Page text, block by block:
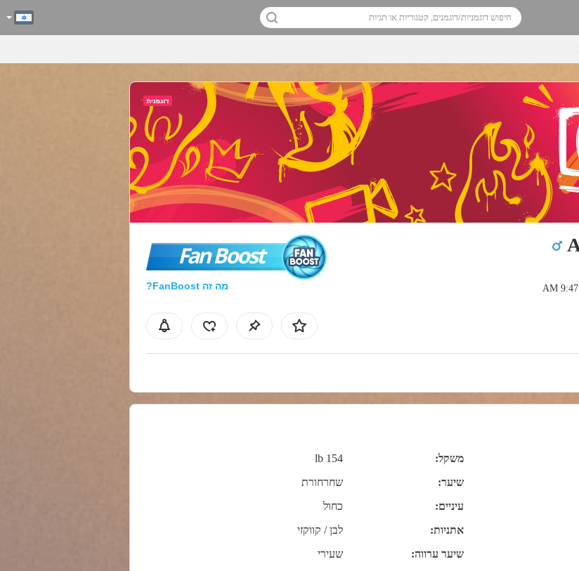
Fan Boost
מה זה FanBoost?
משקל:
154 lb
שיער:
שחרחורת
עיניים:
כחול
אתניות:
לבן / קווקזי
שיער ערווה:
שעירי